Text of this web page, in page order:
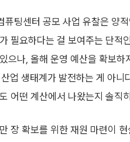
퓨팅센터 공모 사업 유찰은 양
필요하다는 걸 보여주는 단
으나, 올해 운영 예산을 확보
업 생태계가 발전하는 게 아
어떤 계산에서 나왔는지 솔직
장 확보를 위한 재원 마련이